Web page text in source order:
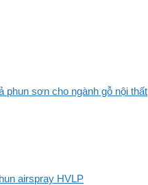
phun sơn cho ngành gỗ nội thất
airspray HVLP